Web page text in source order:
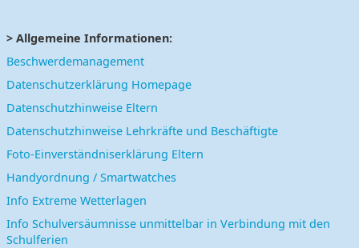
> Allgemeine Informationen:
Beschwerdemanagement
Datenschutzerklärung Homepage
Datenschutzhinweise Eltern
Datenschutzhinweise Lehrkräfte und Beschäftigte
Foto-Einverständniserklärung Eltern
Handyordnung / Smartwatches
Info Extreme Wetterlagen
Info Schulversäumnisse unmittelbar in Verbindung mit den
Schulferien